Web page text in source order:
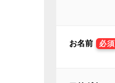
お名前 必須